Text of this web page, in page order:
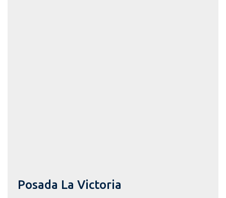
Posada La Victoria